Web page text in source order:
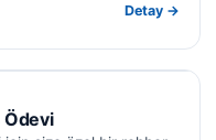
Detay →